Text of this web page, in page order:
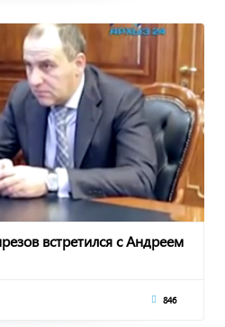
встретился с Андреем
846